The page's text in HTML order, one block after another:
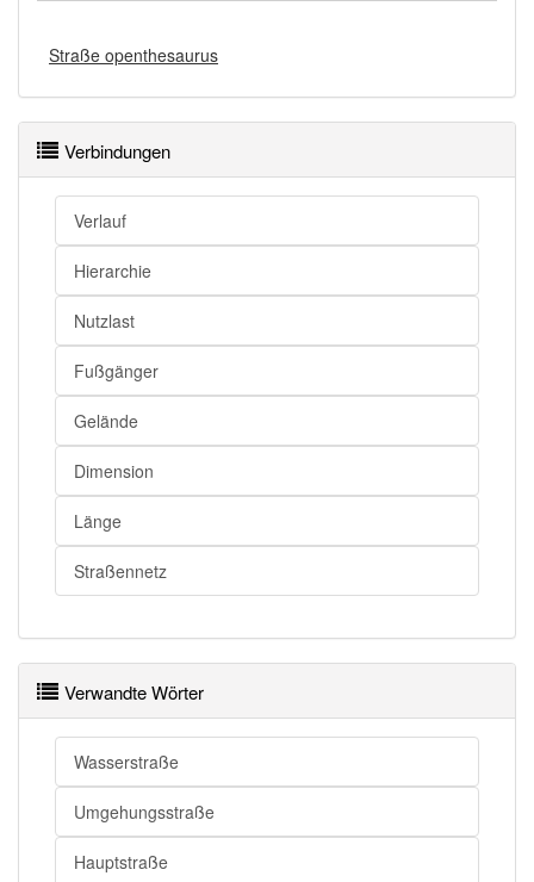
Straße openthesaurus
Verbindungen
Verlauf
Hierarchie
Nutzlast
Fußgänger
Gelände
Dimension
Länge
Straßennetz
Verwandte Wörter
Wasserstraße
Umgehungsstraße
Hauptstraße